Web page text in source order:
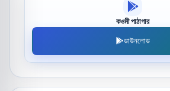
কওমী পাঠাগার
ডাউনলোড